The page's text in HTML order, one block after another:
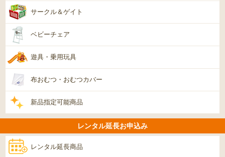
サークル＆ゲイト
ベビーチェア
遊具・乗用玩具
布おむつ・おむつカバー
新品指定可能商品
レンタル延長お申込み
レンタル延長商品